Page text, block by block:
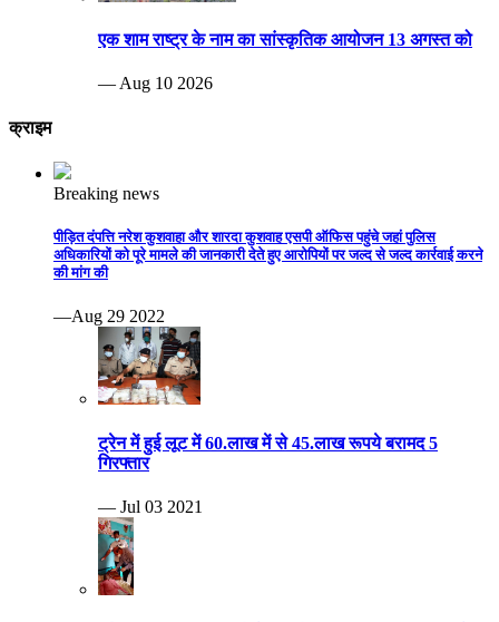
एक शाम राष्ट्र के नाम का सांस्कृतिक आयोजन 13 अगस्त को
— Aug 10 2026
क्राइम
Breaking news
पीड़ित दंपत्ति नरेश कुशवाहा और शारदा कुशवाह एसपी ऑफिस पहुंचे जहां पुलिस
अधिकारियों को पूरे मामले की जानकारी देते हुए आरोपियों पर जल्द से जल्द कार्रवाई करने
की मांग की
—Aug 29 2022
ट्रेन में हुई लूट में 60.लाख में से 45.लाख रूपये बरामद 5
गिरफ्तार
— Jul 03 2021